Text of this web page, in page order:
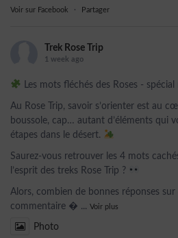
Voir sur Facebook · Partager
Trek Rose Trip
1 week ago
Les mots fléchés des Roses -
Au Rose Trip, savoir s’orienter est au
boussole, cap… autant d’éléments qui
étapes dans le désert.
Saurez-vous retrouver les 4 mots
l’esprit des treks Rose Trip ?
Alors, combien de bonnes réponses
commentaire  ... Voir plus
Photo